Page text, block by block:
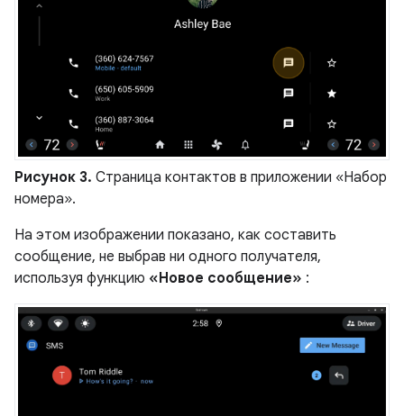
Рисунок 3. Страница контактов в приложении «Набор
номера».
На этом изображении показано, как составить
сообщение, не выбрав ни одного получателя,
используя функцию «Новое сообщение» :